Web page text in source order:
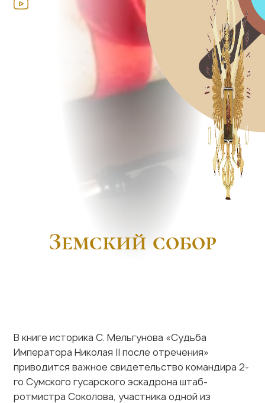
Земский собор
Императора Николая II после отречения»
присяжного поверенного некоего П., Соколов
нашёл там камчатского епископа Нестора, и
причём тут же было заявлено, что «надо спасать
Царя, медлить нельзя — Он в опасности». Именно